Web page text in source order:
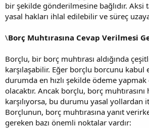
bir şekilde gönderilmesine bağlıdır.
yasal hakları ihlal edilebilir ve süreç
\Borç Muhtırasına Cevap Verilmesi
Borçlu, bir borç muhtırası aldığında
karşılaşabilir. Eğer borçlu borcunu kabul
durumda en hızlı şekilde ödeme yapmak
olacaktır. Ancak borçlu, borç muhtırasını
karşılıyorsa, bu durumu yasal yollardan
Borçlunun, borç muhtırasına yanıt
gereken bazı önemli noktalar vardır: